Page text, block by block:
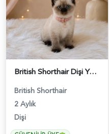
British Shorthair Dişi Yavrumuz 2 Aylık - 4647
British Shorthair
2 Aylık
Dişi